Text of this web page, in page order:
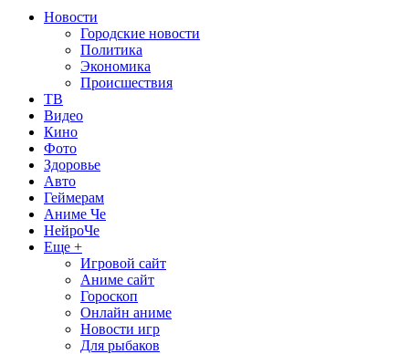
Новости
Городские новости
Политика
Экономика
Происшествия
ТВ
Видео
Кино
Фото
Здоровье
Авто
Геймерам
Аниме Че
НейроЧе
Еще +
Игровой сайт
Аниме сайт
Гороскоп
Онлайн аниме
Новости игр
Для рыбаков